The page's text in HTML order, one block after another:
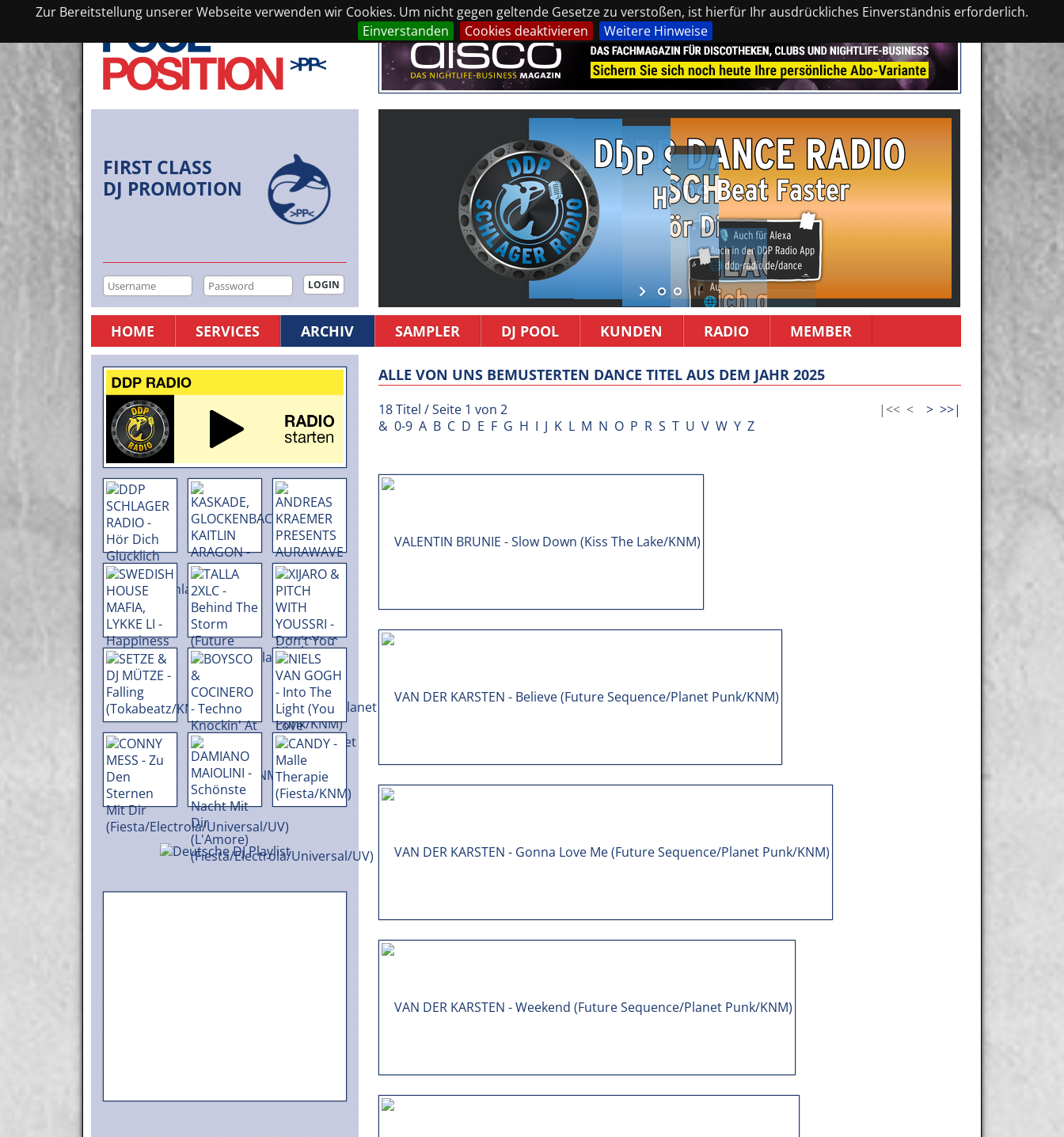
Zur Bereitstellung unserer Webseite verwenden wir Cookies. Um nicht gegen geltende Gesetze zu verstoßen, ist hierfür Ihr ausdrückliches Einverständnis erforderlich.
Einverstanden
Cookies deaktivieren Weitere Hinweise
FIRST CLASS
DJ PROMOTION
HOME SERVICES ARCHIV SAMPLER DJ POOL KUNDEN RADIO MEMBER
ALLE VON UNS BEMUSTERTEN DANCE TITEL AUS DEM JAHR 2025
18 Titel / Seite 1 von 2 |<< < > >>|
& 0-9 A B C D E F G H I J K L M N O P R S T U V W Y Z